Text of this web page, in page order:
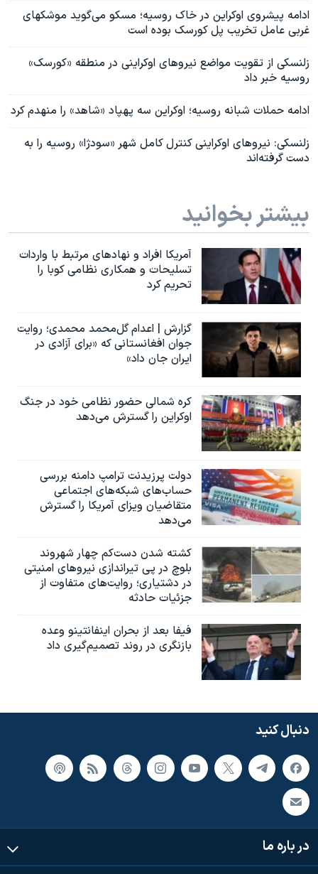
ادامه پیشروی اوکراین در خاک روسیه؛ مسکو می‌گوید موشکهای
غربی عامل تخریب پل کورسک بوده است
زلنسکی از تقویت مواضع نیروهای اوکراینی در منطقه «کورسک»
روسیه خبر داد
ادامه حملات شبانه روسیه؛ اوکراین سه پهپاد «شاهد» را منهدم کرد
زلنسکی: نیرو‌های اوکراینی کنترل کامل شهر «سودژا» روسیه را به
دست گرفته‌اند
بیشتر بخوانید
آمریکا افراد و نهادهای مرتبط با واردات
تسلیحات و همکاری نظامی کوبا را
تحریم کرد
گزارش | اعدام گل‌محمد محمدی؛ روایت
جوان افغانستانی که «برای آزادی در
ایران جان داد»
کره شمالی حضور نظامی خود در جنگ
اوکراین را گسترش می‌دهد
دولت پرزیدنت ترامپ دامنه بررسی
حساب‌های شبکه‌های اجتماعی
متقاضیان ویزای آمریکا را گسترش
می‌دهد
کشته شدن دست‌کم چهار شهروند
بلوچ در پی تیراندازی نیروهای امنیتی
در دشتیاری؛ روایت‌های متفاوت از
جزئیات حادثه
فیفا بعد از بحران اینفانتینو وعده
بازنگری در روند تصمیم‌گیری داد
دنبال کنید
در باره ما